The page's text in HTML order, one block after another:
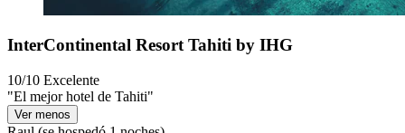
InterContinental Resort Tahiti by IHG
10/10 Excelente
"El mejor hotel de Tahiti"
Ver menos